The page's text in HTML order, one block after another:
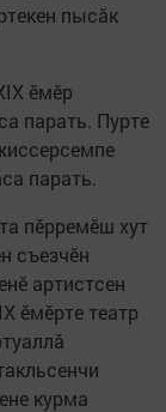
пысăк
ӗмӗр
парать. Пурте
парать.
пӗрремӗш хут
съезчӗн
артистсен
ӗмӗрте театр
курма